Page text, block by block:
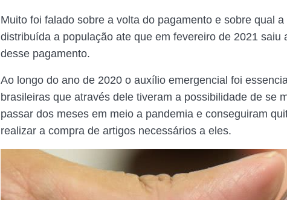
Muito foi falado sobre a volta do pagamento e sobre qual
distribuída a população ate que em fevereiro de 2021 saiu
desse pagamento.
Ao longo do ano de 2020 o auxílio emergencial foi
brasileiras que através dele tiveram a possibilidade de se
passar dos meses em meio a pandemia e conseguiram
realizar a compra de artigos necessários a eles.